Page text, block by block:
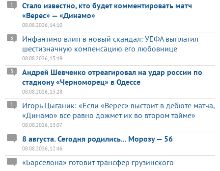
Стало известно, кто будет комментировать матч
«Верес» — «Динамо»
1
08.08.2026, 14:10
Инфантино влип в новый скандал: УЕФА выплатил
шестизначную компенсацию его любовнице
3
08.08.2026, 13:49
Андрей Шевченко отреагировал на удар россии по
стадиону «Черноморец» в Одессе
3
08.08.2026, 13:28
Игорь Цыганик: «Если «Верес» выстоит в дебюте матча,
«Динамо» все равно дожмет их во втором тайме»
1
08.08.2026, 13:07
8 августа. Сегодня родились... Морозу — 56
08.08.2026, 12:46
«Барселона» готовит трансфер грузинского